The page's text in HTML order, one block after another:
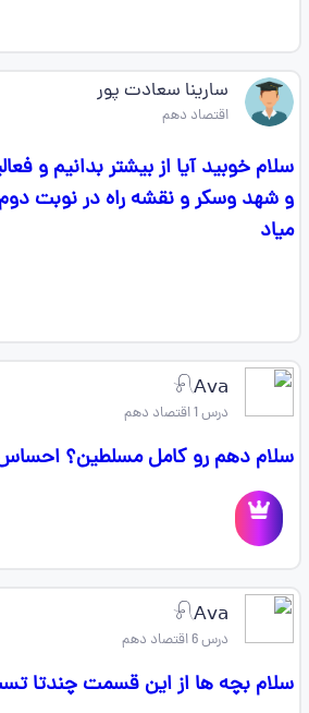
سارینا سعادت پور
اقتصاد دهم
سلام خوبید آیا از بیشتر بدانیم و
و شهد وسکر و نقشه راه در نوبت دوم
میاد
𓍯𝖠𝗏𝖺
درس 1 اقتصاد دهم
سلام دهم رو کامل مسلطین؟
𓍯𝖠𝗏𝖺
درس 6 اقتصاد دهم
سلام بچه ها از این قسمت چندتا